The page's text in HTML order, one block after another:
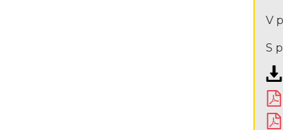
V
S